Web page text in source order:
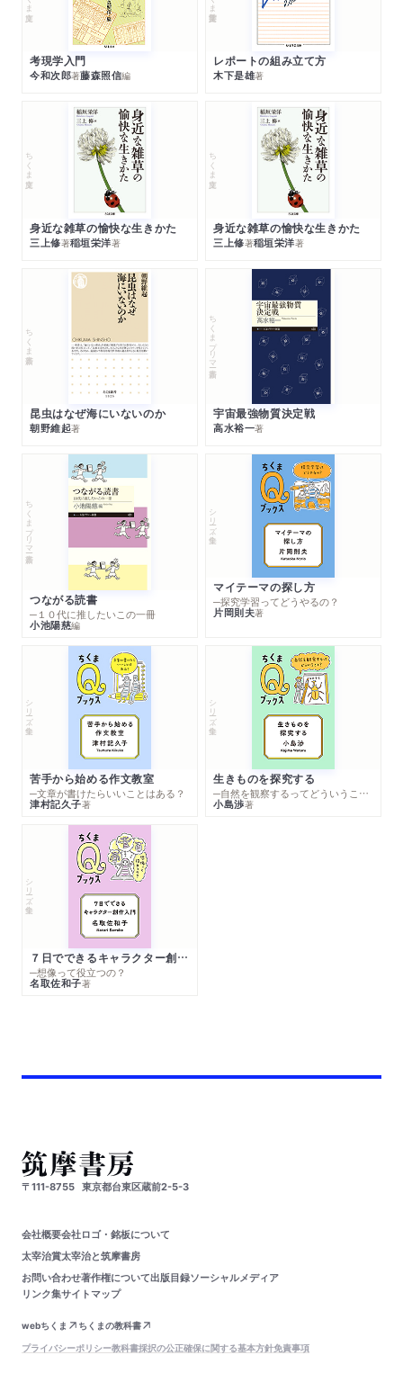
考現学入門
今和次郎著藤森照信編
レポートの組み立て方
木下是雄著
ちくま文庫
身近な雑草の愉快な生きかた
三上修著稲垣栄洋著
ちくま文庫
身近な雑草の愉快な生きかた
三上修著稲垣栄洋著
ちくま新書
昆虫はなぜ海にいないのか
朝野維起著
ちくまプリマー新書
宇宙最強物質決定戦
高水裕一著
ちくまプリマー新書
つながる読書
─１０代に推したいこの一冊
小池陽慈編
シリーズ・全集
マイテーマの探し方
─探究学習ってどうやるの？
片岡則夫著
シリーズ・全集
苦手から始める作文教室
─文章が書けたらいいことはある？
津村記久子著
シリーズ・全集
生きものを探究する
─自然を観察するってどういうこと？
小島渉著
シリーズ・全集
７日でできるキャラクター創作入門
─想像って役立つの？
名取佐和子著
〒111-8755 東京都台東区蔵前2-5-3
会社概要会社ロゴ・銘板について
太宰治賞太宰治と筑摩書房
お問い合わせ著作権について出版目録ソーシャルメディア
リンク集サイトマップ
webちくま
ちくまの教科書
プライバシーポリシー教科書採択の公正確保に関する基本方針免責事項